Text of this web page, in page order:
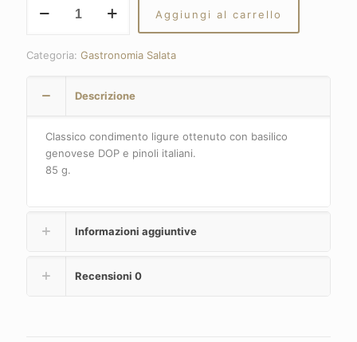
genovese
aglio
Aggiungi al carrello
Categoria: Gastronomia Salata
Descrizione
Classico condimento ligure ottenuto con basilico
genovese DOP e pinoli italiani.
85 g.
Informazioni aggiuntive
Recensioni 0